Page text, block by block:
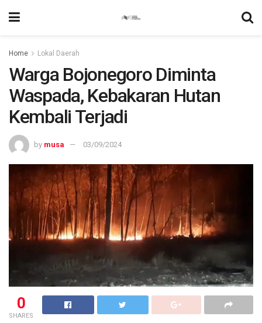
Home Lokal Daerah
Warga Bojonegoro Diminta
Waspada, Kebakaran Hutan
Kembali Terjadi
by musa 03/09/2024
0
SHARES